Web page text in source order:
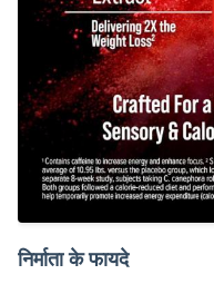
निर्माता के फायदे